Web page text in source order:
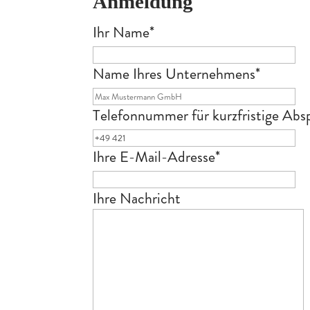
Ihr Name*
Name Ihres Unternehmens*
Telefonnummer für kurzfristige
Ihre E-Mail-Adresse*
Ihre Nachricht